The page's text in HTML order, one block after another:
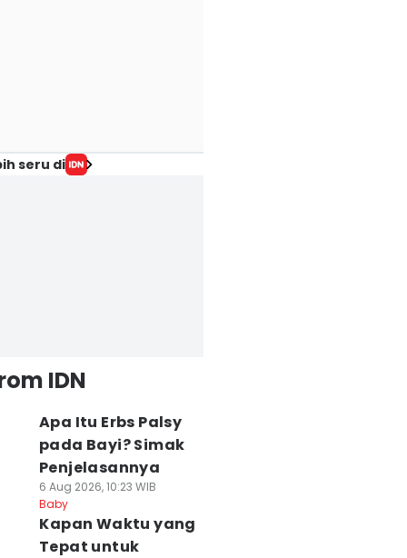
seru di
IDN
Apa Itu Erbs Palsy
pada Bayi? Simak
Penjelasannya
6 Aug 2026, 10:23 WIB
Baby
⁠Kapan Waktu yang
Tepat untuk